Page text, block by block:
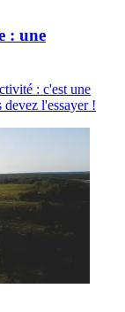
: une
: c'est une
l'essayer !